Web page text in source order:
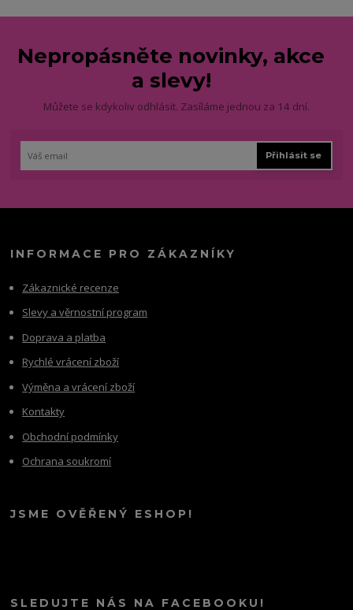
Nepropásněte novinky, akce
a slevy!
Můžete se kdykoliv odhlásit. Zasíláme jednou za 14 dní.
Přihlásit se
INFORMACE PRO ZÁKAZNÍKY
Zákaznické recenze
Slevy a věrnostní program
Doprava a platba
Rychlé vrácení zboží
Výměna a vrácení zboží
Kontakty
Obchodní podmínky
Ochrana soukromí
JSME OVĚŘENÝ ESHOP!
SLEDUJTE NÁS NA FACEBOOKU!